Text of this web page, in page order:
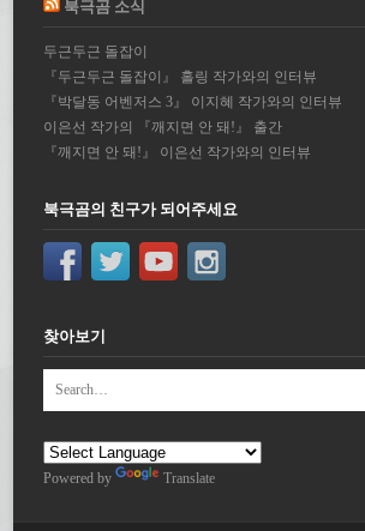
북극곰 소식
두근두근 돌잡이
『두근두근 돌잡이』 홀링 작가와의 인터뷰
『박달동 어벤저스 3』 이지혜 작가와의 인터뷰
이은선 작가의 『깨지면 안 돼!』 출간
『깨지면 안 돼!』 이은선 작가와의 인터뷰
북극곰의 친구가 되어주세요
찾아보기
Powered by Translate